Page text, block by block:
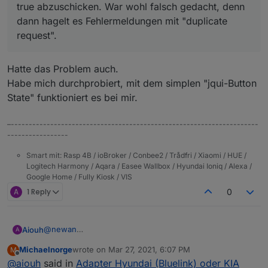
Ich habe versucht mit einem toggle switch in der VIS
einfach mal bei "force refresh" ein true abzuschicken.
War wohl falsch gedacht, denn dann hagelt es
Was genau ist bei den Adaptereinstellungen "Requests
per day"? Das Limit damit ich nicht zuviele Requests an
true abzuschicken. War wohl falsch gedacht, denn
dann hagelt es Fehlermeldungen mit "duplicate
request".
Hatte das Problem auch.
Habe mich durchprobiert, mit dem simplen "jqui-Button
State" funktioniert es bei mir.
–---------------------------------------------------------------------
-----------------
Smart mit: Rasp 4B / ioBroker / Conbee2 / Trådfri / Xiaomi / HUE /
Logitech Harmony / Aqara / Easee Wallbox / Hyundai Ioniq / Alexa /
Google Home / Fully Kiosk / VIS
A 1 Reply 0
A Aiouh@newan
happy, dass Du Dich um meinen Request kümmerst und
ich jetzt neben dem Nissan Leaf jetzt auch den Kia im
Folgende Anmerkungen bzw. Fragen:
M
Offline
Michaelnorgewrote on Mar 27, 2021, 6:07 PM
last edited by
@aiouh said in Adapter Hyundai (Bluelink) oder KIA